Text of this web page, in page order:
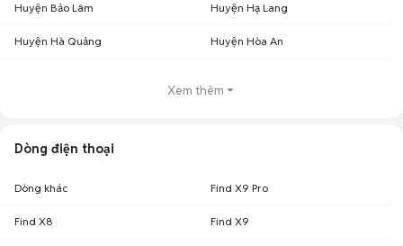
Huyện Bảo Lâm Huyện Hạ Lang
Huyện Hà Quảng Huyện Hòa An
Xem thêm
Dòng điện thoại
Dòng khác Find X9 Pro
Find X8 Find X9